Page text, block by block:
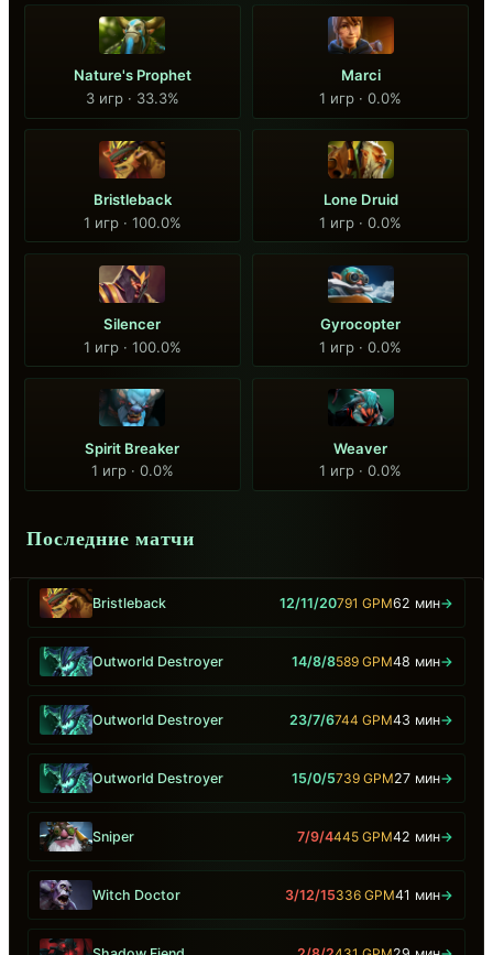
Nature's Prophet
3 игр · 33.3%
Marci
1 игр · 0.0%
Bristleback
1 игр · 100.0%
Lone Druid
1 игр · 0.0%
Silencer
1 игр · 100.0%
Gyrocopter
1 игр · 0.0%
Spirit Breaker
1 игр · 0.0%
Weaver
1 игр · 0.0%
Последние матчи
Bristleback 12/11/20791 GPM62 мин→
Outworld Destroyer 14/8/8589 GPM48 мин→
Outworld Destroyer 23/7/6744 GPM43 мин→
Outworld Destroyer 15/0/5739 GPM27 мин→
Sniper 7/9/4445 GPM42 мин→
Witch Doctor 3/12/15336 GPM41 мин→